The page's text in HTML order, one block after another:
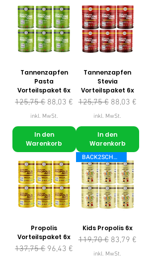
Tannenzapfen
Pasta
Vorteilspaket 6x
Standardpreis
125,75 € Sale-Preis
88,03 €
inkl. MwSt.
In den
Warenkorb
Tannenzapfen
Stevia
Vorteilspaket 6x
Standardpreis
125,75 € Sale-Preis
88,03 €
inkl. MwSt.
In den
Warenkorb
Propolis
Vorteilspaket 6x
Standardpreis
137,75 € Sale-Preis
96,43 €
BACK2SCHOOL
Kids Propolis 6x
Standardpreis
119,70 € Sale-Preis
83,79 €
inkl. MwSt.